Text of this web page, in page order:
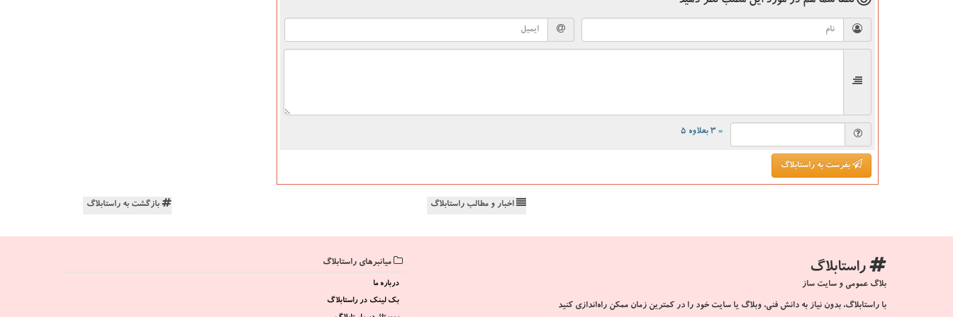
= ۳ بعلاوه ۵
بفرست به راستابلاگ
اخبار و مطالب راستابلاگ بازگشت به راستابلاگ
راستابلاگ
بلاگ عمومی و سایت ساز
با راستابلاگ، بدون نیاز به دانش فنی، وبلاگ یا سایت خود را در کمترین زمان ممکن راه‌اندازی کنید
میانبرهای راستابلاگ
درباره ما
بک لینک در راستابلاگ